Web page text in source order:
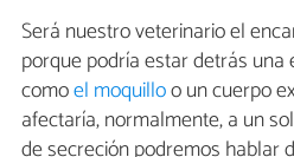
Será nuestro veterinario el
porque podría estar detrás
comoel moquilloo un cuerpo
afectaría, normalmente, a un
de secreción podremos hablar